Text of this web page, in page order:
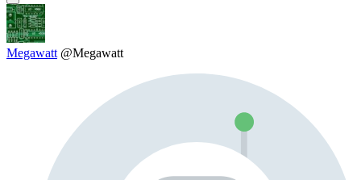
Megawatt @Megawatt